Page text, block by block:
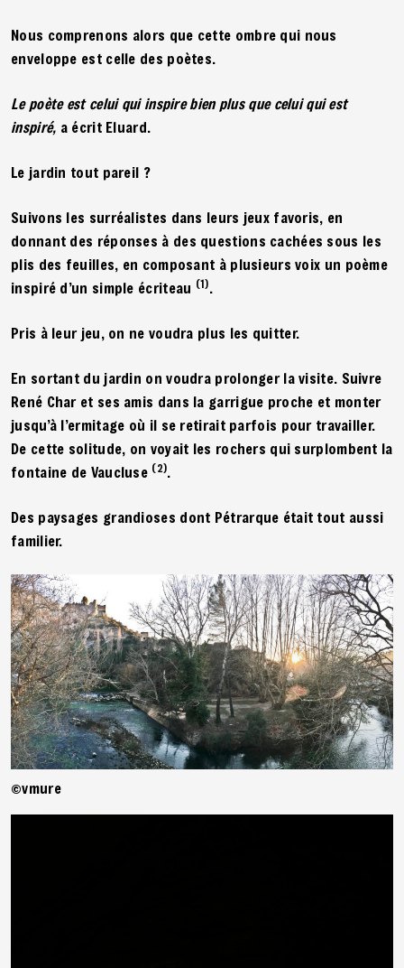
Nous comprenons alors que cette ombre qui nous
enveloppe est celle des poètes.
Le poète est celui qui inspire bien plus que celui qui est
inspiré, a écrit Eluard.
Le jardin tout pareil ?
Suivons les surréalistes dans leurs jeux favoris, en
donnant des réponses à des questions cachées sous les
plis des feuilles, en composant à plusieurs voix un poème
inspiré d’un simple écriteau (1).
Pris à leur jeu, on ne voudra plus les quitter.
En sortant du jardin on voudra prolonger la visite. Suivre
René Char et ses amis dans la garrigue proche et monter
jusqu’à l’ermitage où il se retirait parfois pour travailler.
De cette solitude, on voyait les rochers qui surplombent la
fontaine de Vaucluse (2).
Des paysages grandioses dont Pétrarque était tout aussi
familier.
©vmure